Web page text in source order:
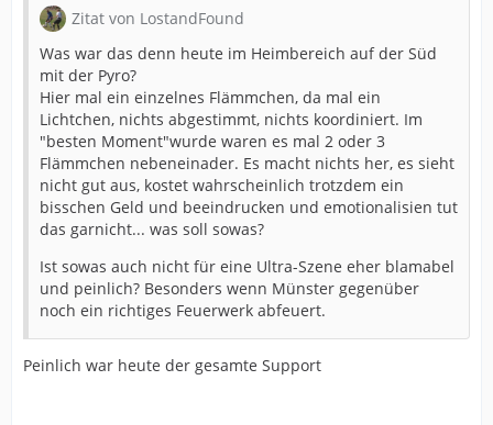
Zitat von LostandFound
Was war das denn heute im Heimbereich auf der Süd
mit der Pyro?
Hier mal ein einzelnes Flämmchen, da mal ein
Lichtchen, nichts abgestimmt, nichts koordiniert. Im
"besten Moment"wurde waren es mal 2 oder 3
Flämmchen nebeneinader. Es macht nichts her, es sieht
nicht gut aus, kostet wahrscheinlich trotzdem ein
bisschen Geld und beeindrucken und emotionalisien tut
das garnicht... was soll sowas?
Ist sowas auch nicht für eine Ultra-Szene eher blamabel
und peinlich? Besonders wenn Münster gegenüber
noch ein richtiges Feuerwerk abfeuert.
Peinlich war heute der gesamte Support